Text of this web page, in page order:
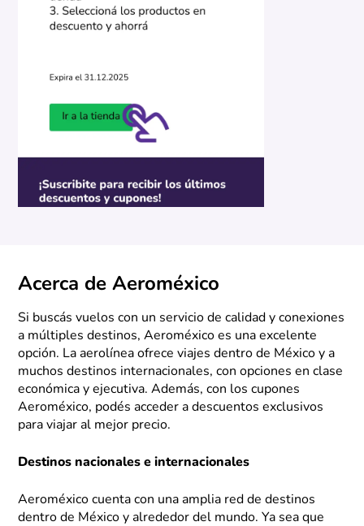
Acerca de Aeroméxico
Si buscás vuelos con un servicio de calidad y conexiones
a múltiples destinos, Aeroméxico es una excelente
opción. La aerolínea ofrece viajes dentro de México y a
muchos destinos internacionales, con opciones en clase
económica y ejecutiva. Además, con los cupones
Aeroméxico, podés acceder a descuentos exclusivos
para viajar al mejor precio.
Destinos nacionales e internacionales
Aeroméxico cuenta con una amplia red de destinos
dentro de México y alrededor del mundo. Ya sea que